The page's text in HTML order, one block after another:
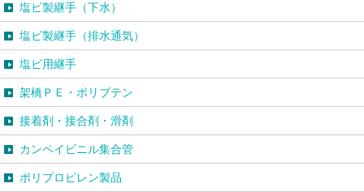
塩ビ製継手（下水）
塩ビ製継手（排水通気）
塩ビ用継手
架橋ＰＥ・ポリブテン
接着剤・接合剤・滑剤
カンペイビニル集合管
ポリプロピレン製品